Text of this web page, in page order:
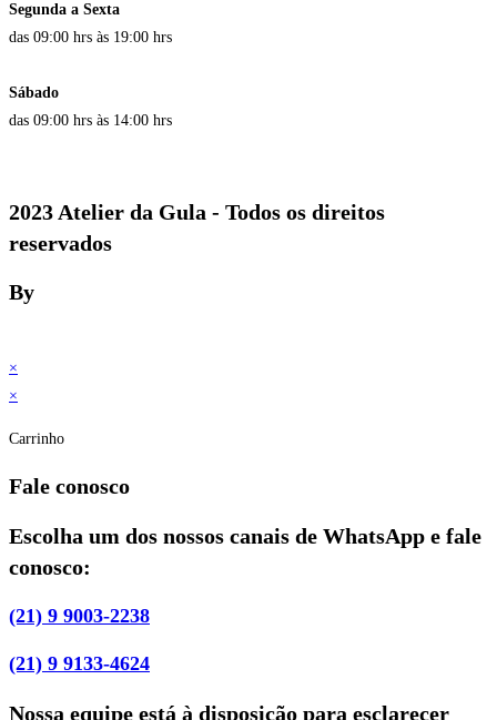
Segunda a Sexta
das 09:00 hrs às 19:00 hrs
Sábado
das 09:00 hrs às 14:00 hrs
2023 Atelier da Gula - Todos os direitos
reservados
By
×
×
Carrinho
Fale conosco
Escolha um dos nossos canais de WhatsApp e fale
conosco:
(21) 9 9003-2238
(21) 9 9133-4624
Nossa equipe está à disposição para esclarecer